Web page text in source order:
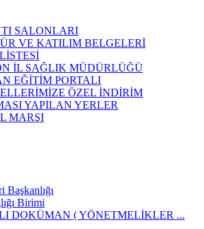
SALONLARI
VE KATILIM BELGELERİ
İL SAĞLIK MÜDÜRLÜĞÜ
EĞİTİM PORTALI
ÖZEL İNDİRİM
YAPILAN YERLER
MARŞI
Başkanlığı
Birimi
DOKÜMAN ( YÖNETMELİKLER ...